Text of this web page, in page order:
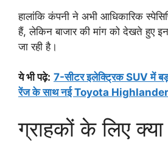
हालांकि कंपनी ने अभी आधिकारिक
हैं, लेकिन बाजार की मांग को देखते हुए
जा रही है।
ये भी पढ़े: 7-सीटर इलेक्ट्रिक SUV में
रेंज के साथ नई Toyota Highlander
ग्राहकों के लिए